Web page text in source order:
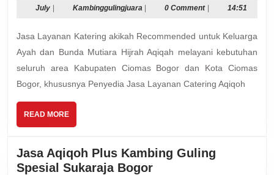
Aqiqoh
Plus
Guling
JulyJuly
| KambinggulingjuaraKambinggulingjuara
| 0 Comment | 14:51
Jasa Layanan Katering akikah Recommended untuk Keluarga
Ayah dan Bunda Mutiara Hijrah Aqiqah melayani kebutuhan
seluruh area Kabupaten Ciomas Bogor dan Kota Ciomas
Bogor, khususnya Penyedia Jasa Layanan Catering Aqiqoh
READ MOREREAD
MORE
Jasa Aqiqoh Plus Kambing Guling
Spesial Sukaraja BogorJasa